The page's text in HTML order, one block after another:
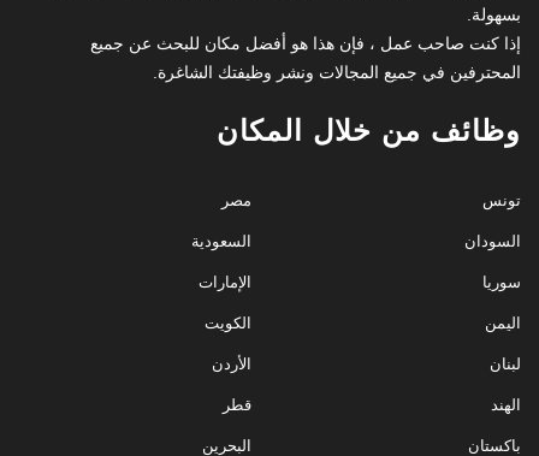
بسهولة.
إذا كنت صاحب عمل ، فإن هذا هو أفضل مكان للبحث عن جميع
المحترفين في جميع المجالات ونشر وظيفتك الشاغرة.
وظائف من خلال المكان
مصر
السعودية
الإمارات
الكويت
الأردن
قطر
البحرين
تونس
السودان
سوريا
اليمن
لبنان
الهند
باكستان